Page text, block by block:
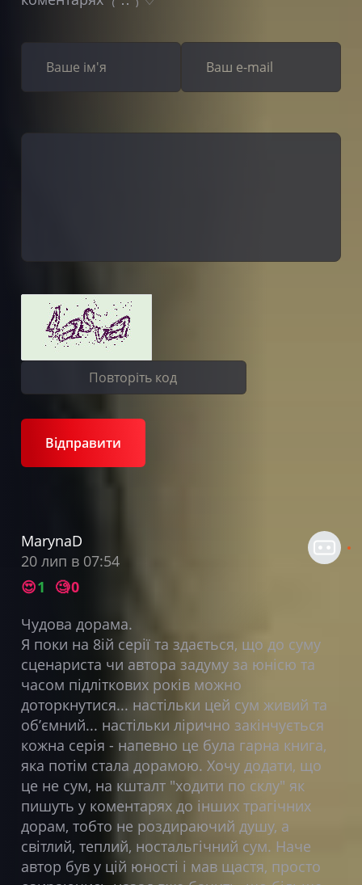
Відправити
MarynaD
20 лип в 07:54
😍1 🧐0
Чудова дорама.
Я поки на 8ій серії та здається, що до суму
сценариста чи автора задуму за юнісю та
часом підліткових років можно
доторкнутися... настільки цей сум живий та
обʼємний... настільки лірично закінчується
кожна серія - напевно це була гарна книга,
яка потім стала дорамою. Хочу додати, що
це не сум, на кшталт "ходити по склу" як
пишуть у коментарях до інших трагічних
дорам, тобто не роздираючий душу, а
світлий, теплий, ностальгічний сум. Наче
автор був у цій юності і мав щастя, просто